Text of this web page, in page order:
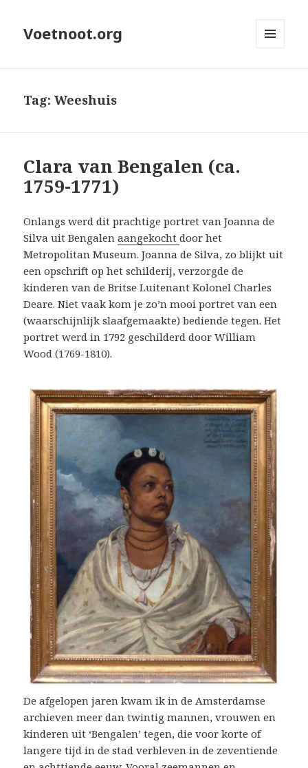
Voetnoot.org
Tag:Weeshuis
Clara van Bengalen (ca.
1759-1771)
Onlangs werd dit prachtige portret van Joanna de
Silva uit Bengalenaangekochtdoor het
Metropolitan Museum. Joanna de Silva, zo blijkt uit
een opschrift op het schilderij, verzorgde de
kinderen van de Britse Luitenant Kolonel Charles
Deare. Niet vaak kom je zo’n mooi portret van een
(waarschijnlijk slaafgemaakte) bediende tegen. Het
portret werd in 1792 geschilderd door William
Wood (1769-1810).
De afgelopen jaren kwam ik in de Amsterdamse
archieven meer dan twintig mannen, vrouwen en
kinderen uit ‘Bengalen’ tegen, die voor korte of
langere tijd in de stad verbleven in de zeventiende